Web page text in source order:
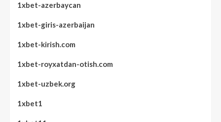
1xbet-azerbaycan
1xbet-giris-azerbaijan
1xbet-kirish.com
1xbet-royxatdan-otish.com
1xbet-uzbek.org
1xbet1